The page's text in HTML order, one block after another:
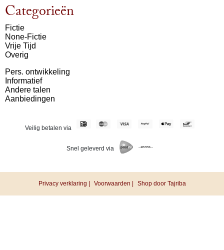
Categorieën
Fictie
None-Fictie
Vrije Tijd
Overig
Pers. ontwikkeling
Informatief
Andere talen
Aanbiedingen
Veilig betalen via
Snel geleverd via
Privacy verklaring | Voorwaarden | Shop door Tajriba